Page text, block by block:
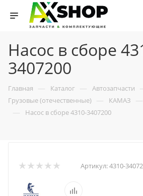
Насос в сборе
3407200
Главная — Каталог — Автозапчасти
Грузовые (отечественные) — КАМАЗ —
— Насос в сборе 4310-3407200
Артикул:4310-